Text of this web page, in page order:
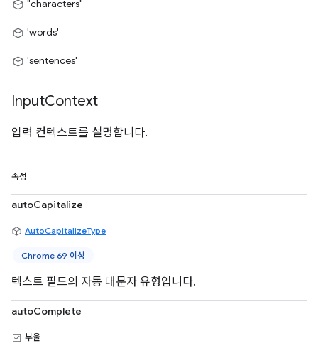
"characters"
'words'
'sentences'
InputContext
입력 컨텍스트를 설명합니다.
속성
autoCapitalize
AutoCapitalizeType
Chrome 69 이상
텍스트 필드의 자동 대문자 유형입니다.
autoComplete
부울